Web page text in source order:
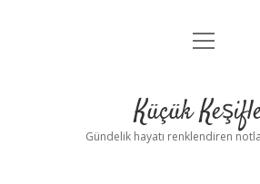
Anasayfa
Yasal Uyarı
menüyü
Küçük
Gündelik hayatı renklendiren